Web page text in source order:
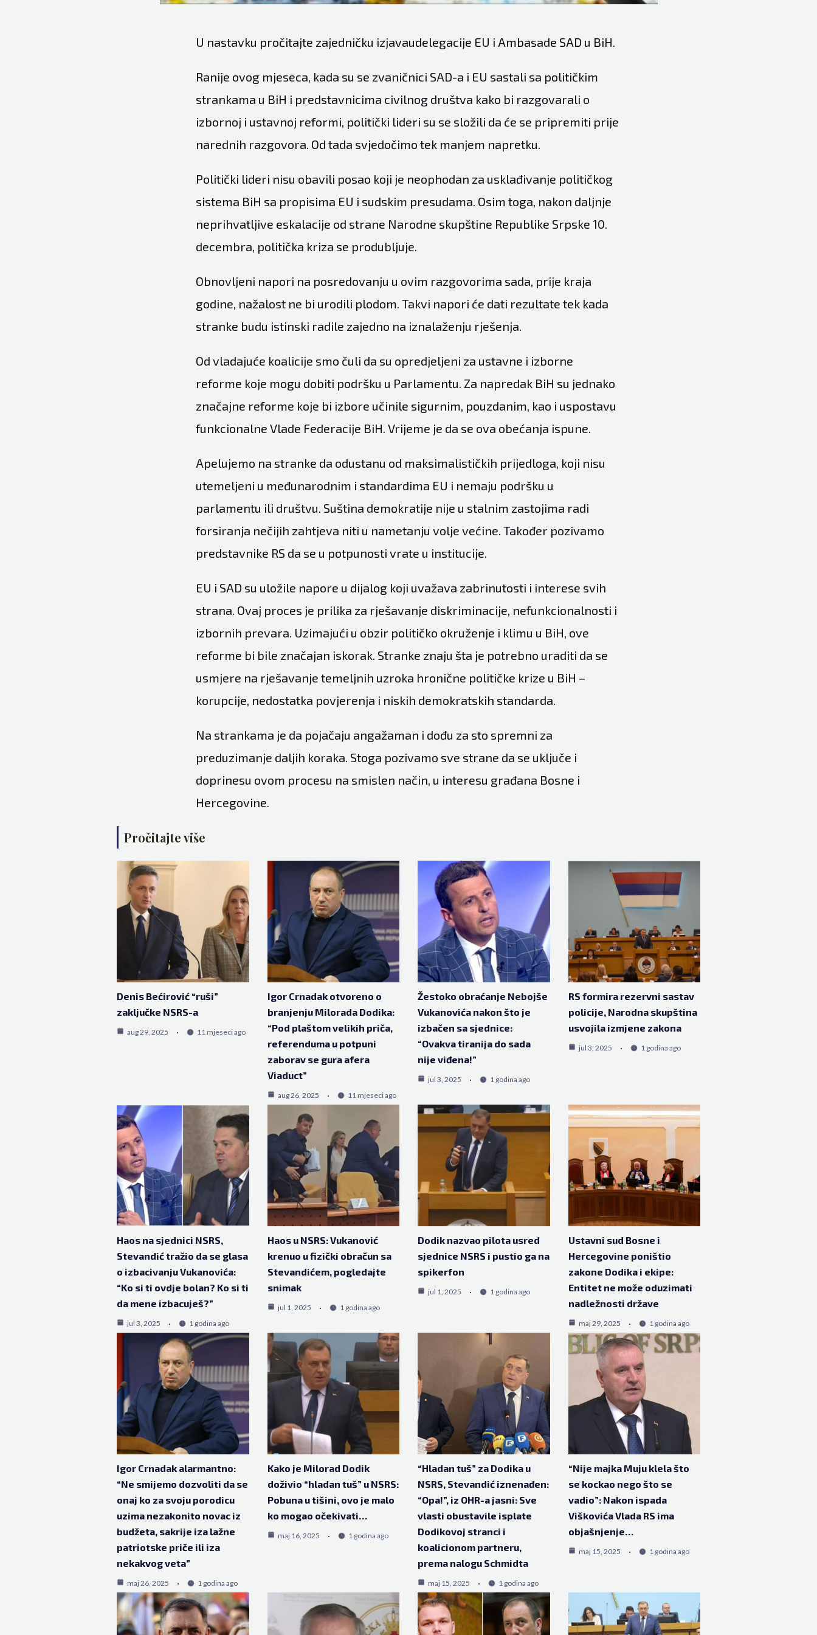
U nastavku pročitajte zajedničku izjavaudelegacije EU i Ambasade SAD u BiH.
Ranije ovog mjeseca, kada su se zvaničnici SAD-a i EU sastali sa političkim
strankama u BiH i predstavnicima civilnog društva kako bi razgovarali o
izbornoj i ustavnoj reformi, politički lideri su se složili da će se pripremiti prije
narednih razgovora. Od tada svjedočimo tek manjem napretku.
Politički lideri nisu obavili posao koji je neophodan za usklađivanje političkog
sistema BiH sa propisima EU i sudskim presudama. Osim toga, nakon daljnje
neprihvatljive eskalacije od strane Narodne skupštine Republike Srpske 10.
decembra, politička kriza se produbljuje.
Obnovljeni napori na posredovanju u ovim razgovorima sada, prije kraja
godine, nažalost ne bi urodili plodom. Takvi napori će dati rezultate tek kada
stranke budu istinski radile zajedno na iznalaženju rješenja.
Od vladajuće koalicije smo čuli da su opredjeljeni za ustavne i izborne
reforme koje mogu dobiti podršku u Parlamentu. Za napredak BiH su jednako
značajne reforme koje bi izbore učinile sigurnim, pouzdanim, kao i uspostavu
funkcionalne Vlade Federacije BiH. Vrijeme je da se ova obećanja ispune.
Apelujemo na stranke da odustanu od maksimalističkih prijedloga, koji nisu
utemeljeni u međunarodnim i standardima EU i nemaju podršku u
parlamentu ili društvu. Suština demokratije nije u stalnim zastojima radi
forsiranja nečijih zahtjeva niti u nametanju volje većine. Također pozivamo
predstavnike RS da se u potpunosti vrate u institucije.
EU i SAD su uložile napore u dijalog koji uvažava zabrinutosti i interese svih
strana. Ovaj proces je prilika za rješavanje diskriminacije, nefunkcionalnosti i
izbornih prevara. Uzimajući u obzir političko okruženje i klimu u BiH, ove
reforme bi bile značajan iskorak. Stranke znaju šta je potrebno uraditi da se
usmjere na rješavanje temeljnih uzroka hronične političke krize u BiH –
korupcije, nedostatka povjerenja i niskih demokratskih standarda.
Na strankama je da pojačaju angažaman i dođu za sto spremni za
preduzimanje daljih koraka. Stoga pozivamo sve strane da se uključe i
doprinesu ovom procesu na smislen način, u interesu građana Bosne i
Hercegovine.
Pročitajte više
Denis Bećirović “ruši”
zaključke NSRS-a
aug 29, 2025 11 mjeseci ago
Igor Crnadak otvoreno o
branjenju Milorada Dodika:
“Pod plaštom velikih priča,
referenduma u potpuni
zaborav se gura afera
Viaduct”
aug 26, 2025 11 mjeseci ago
Žestoko obraćanje Nebojše
Vukanovića nakon što je
izbačen sa sjednice:
“Ovakva tiranija do sada
nije viđena!”
jul 3, 2025 1 godina ago
RS formira rezervni sastav
policije, Narodna skupština
usvojila izmjene zakona
jul 3, 2025 1 godina ago
Haos na sjednici NSRS,
Stevandić tražio da se glasa
o izbacivanju Vukanovića:
“Ko si ti ovdje bolan? Ko si ti
da mene izbacuješ?”
jul 3, 2025 1 godina ago
Haos u NSRS: Vukanović
krenuo u fizički obračun sa
Stevandićem, pogledajte
snimak
jul 1, 2025 1 godina ago
Dodik nazvao pilota usred
sjednice NSRS i pustio ga na
spikerfon
jul 1, 2025 1 godina ago
Ustavni sud Bosne i
Hercegovine poništio
zakone Dodika i ekipe:
Entitet ne može oduzimati
nadležnosti države
maj 29, 2025 1 godina ago
Igor Crnadak alarmantno:
“Ne smijemo dozvoliti da se
onaj ko za svoju porodicu
uzima nezakonito novac iz
budžeta, sakrije iza lažne
patriotske priče ili iza
nekakvog veta”
maj 26, 2025 1 godina ago
Kako je Milorad Dodik
doživio “hladan tuš” u NSRS:
Pobuna u tišini, ovo je malo
ko mogao očekivati…
maj 16, 2025 1 godina ago
“Hladan tuš” za Dodika u
NSRS, Stevandić iznenađen:
“Opa!”, iz OHR-a jasni: Sve
vlasti obustavile isplate
Dodikovoj stranci i
koalicionom partneru,
prema nalogu Schmidta
maj 15, 2025 1 godina ago
“Nije majka Muju klela što
se kockao nego što se
vadio”: Nakon ispada
Viškovića Vlada RS ima
objašnjenje…
maj 15, 2025 1 godina ago